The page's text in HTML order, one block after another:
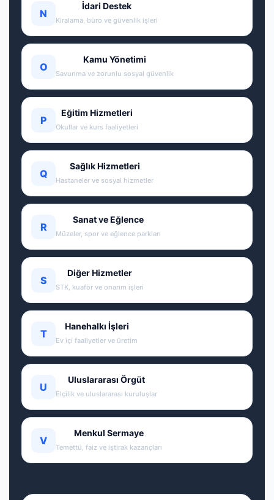
N
İdari Destek
Kiralama, büro ve güvenlik işleri
O
Kamu Yönetimi
Savunma ve zorunlu sosyal güvenlik
P
Eğitim Hizmetleri
Okullar ve kurs faaliyetleri
Q
Sağlık Hizmetleri
Hastaneler ve sosyal hizmetler
R
Sanat ve Eğlence
Müzeler, spor ve eğlence parkları
S
Diğer Hizmetler
STK, kuaför ve onarım işleri
T
Hanehalkı İşleri
Ev içi faaliyetler ve üretim
U
Uluslararası Örgüt
Elçilik ve uluslararası kuruluşlar
V
Menkul Sermaye
Temettü, faiz ve iştirak kazançları